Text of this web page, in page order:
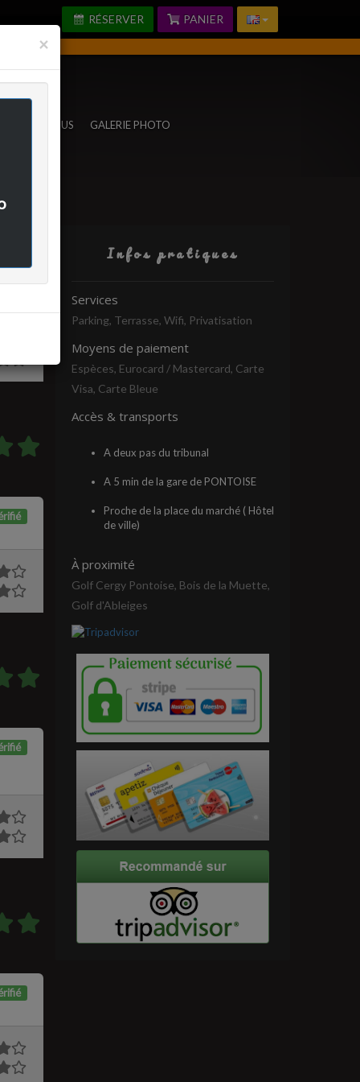
PANIER
RÉSERVER
NOUS GALERIE PHOTO
Infos pratiques
Services
Parking, Terrasse, Wifi, Privatisation
Moyens de paiement
Espèces, Eurocard / Mastercard, Carte
Visa, Carte Bleue
Accès & transports
A deux pas du tribunal
A 5 min de la gare de PONTOISE
Proche de la place du marché ( Hôtel
de ville)
À proximité
Golf Cergy Pontoise, Bois de la Muette,
Golf d'Ableiges
×Fermer